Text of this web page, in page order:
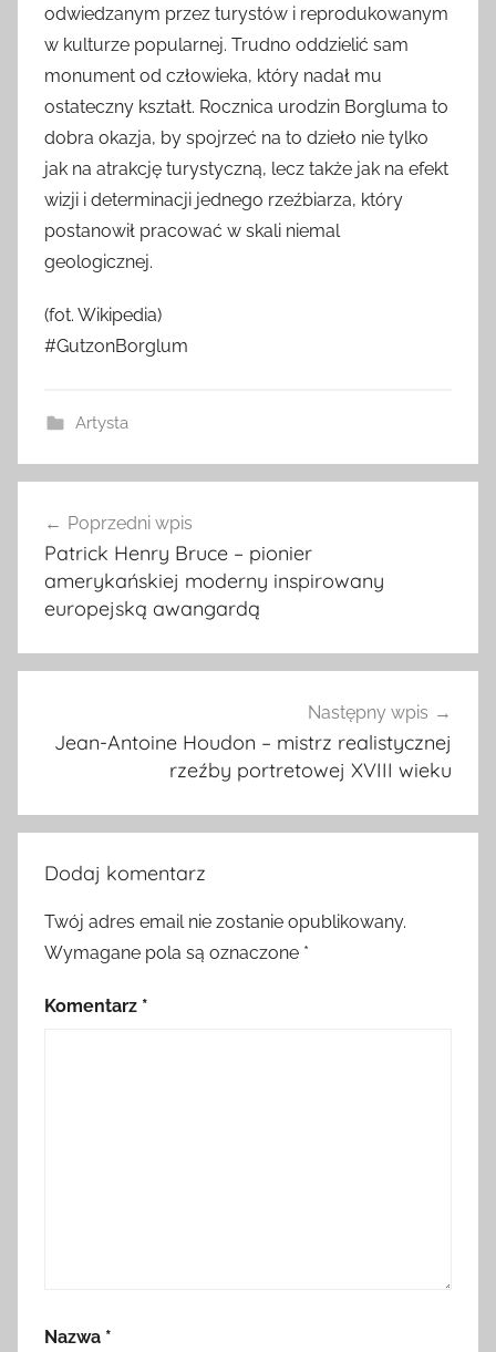
odwiedzanym przez turystów i reprodukowanym
w kulturze popularnej. Trudno oddzielić sam
monument od człowieka, który nadał mu
ostateczny kształt. Rocznica urodzin Borgluma to
dobra okazja, by spojrzeć na to dzieło nie tylko
jak na atrakcję turystyczną, lecz także jak na efekt
wizji i determinacji jednego rzeźbiarza, który
postanowił pracować w skali niemal
geologicznej.
(fot. Wikipedia)
#GutzonBorglum
Artysta
wpisu
Poprzedni wpis
Patrick Henry Bruce – pionier
amerykańskiej moderny inspirowany
europejską awangardą
Następny wpis
Jean-Antoine Houdon – mistrz realistycznej
rzeźby portretowej XVIII wieku
Dodaj komentarz
Twój adres email nie zostanie opublikowany.
Wymagane pola są oznaczone *
Komentarz *
Nazwa *